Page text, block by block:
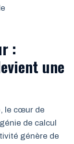
:
une
le cœur de
de calcul
génère de